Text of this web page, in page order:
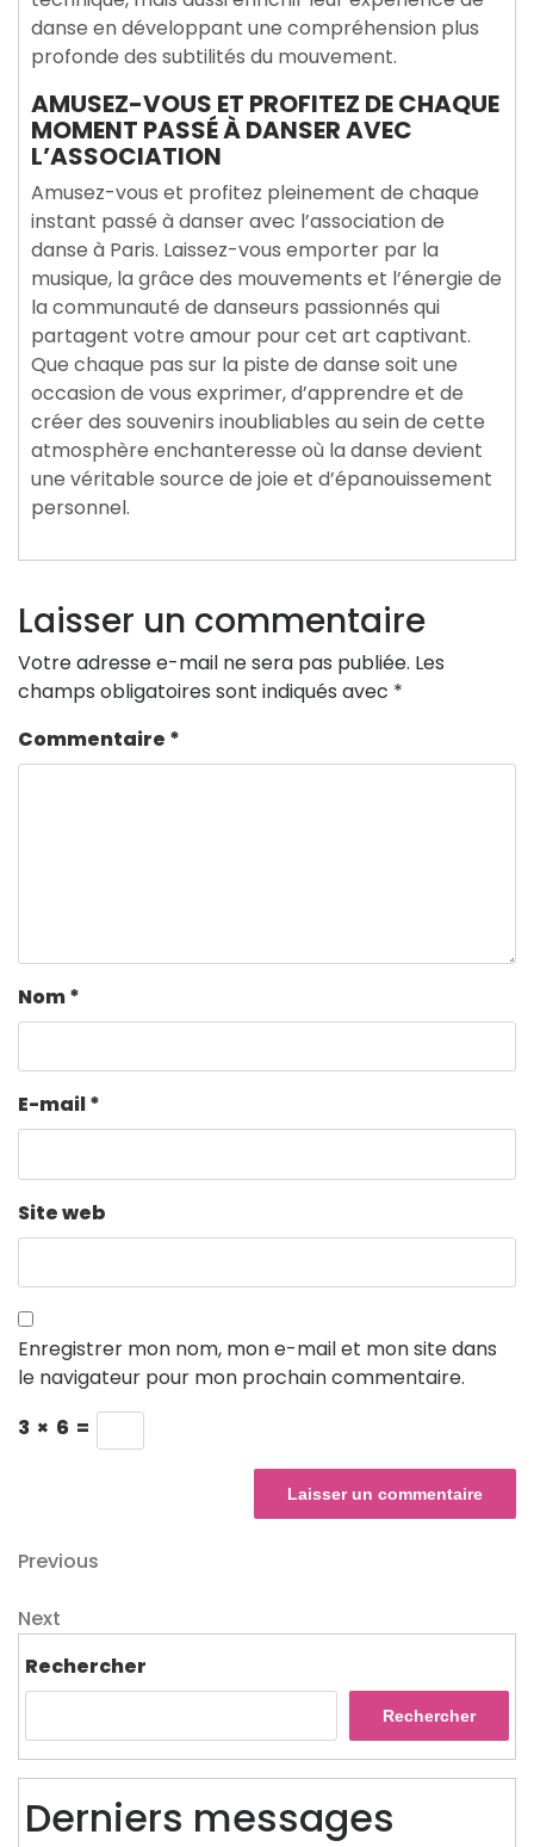
danse en développant une compréhension plus
profonde des subtilités du mouvement.
AMUSEZ-VOUS ET PROFITEZ DE CHAQUE
MOMENT PASSÉ À DANSER AVEC
L’ASSOCIATION
Amusez-vous et profitez pleinement de chaque
instant passé à danser avec l’association de
danse à Paris. Laissez-vous emporter par la
musique, la grâce des mouvements et l’énergie de
la communauté de danseurs passionnés qui
partagent votre amour pour cet art captivant.
Que chaque pas sur la piste de danse soit une
occasion de vous exprimer, d’apprendre et de
créer des souvenirs inoubliables au sein de cette
atmosphère enchanteresse où la danse devient
une véritable source de joie et d’épanouissement
personnel.
Laisser un commentaire
Votre adresse e-mail ne sera pas publiée. Les
champs obligatoires sont indiqués avec *
Commentaire *
Nom*
E-mail*
Site web
Enregistrer mon nom, mon e-mail et mon site dans
le navigateur pour mon prochain commentaire.
3 × 6 =
Navigation
de
l’article
Previous
Previous
Next
Next
Rechercher
Rechercher
Derniers messages